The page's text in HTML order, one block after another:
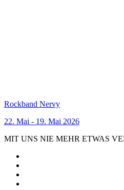
Rockband Nervy
22. Mai - 19. Mai 2026
MIT UNS NIE MEHR ETWAS